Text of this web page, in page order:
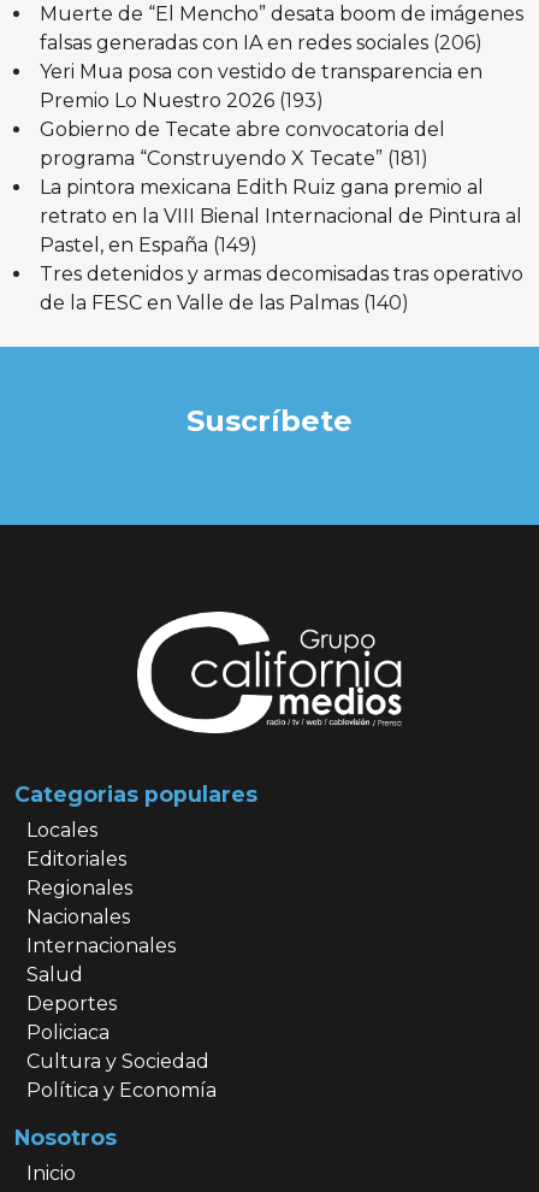
Muerte de “El Mencho” desata boom de imágenes
falsas generadas con IA en redes sociales (206)
Yeri Mua posa con vestido de transparencia en
Premio Lo Nuestro 2026 (193)
Gobierno de Tecate abre convocatoria del
programa “Construyendo X Tecate” (181)
La pintora mexicana Edith Ruiz gana premio al
retrato en la VIII Bienal Internacional de Pintura al
Pastel, en España (149)
Tres detenidos y armas decomisadas tras operativo
de la FESC en Valle de las Palmas (140)
Suscríbete
Categorias populares
Locales
Editoriales
Regionales
Nacionales
Internacionales
Salud
Deportes
Policiaca
Cultura y Sociedad
Política y Economía
Nosotros
Inicio